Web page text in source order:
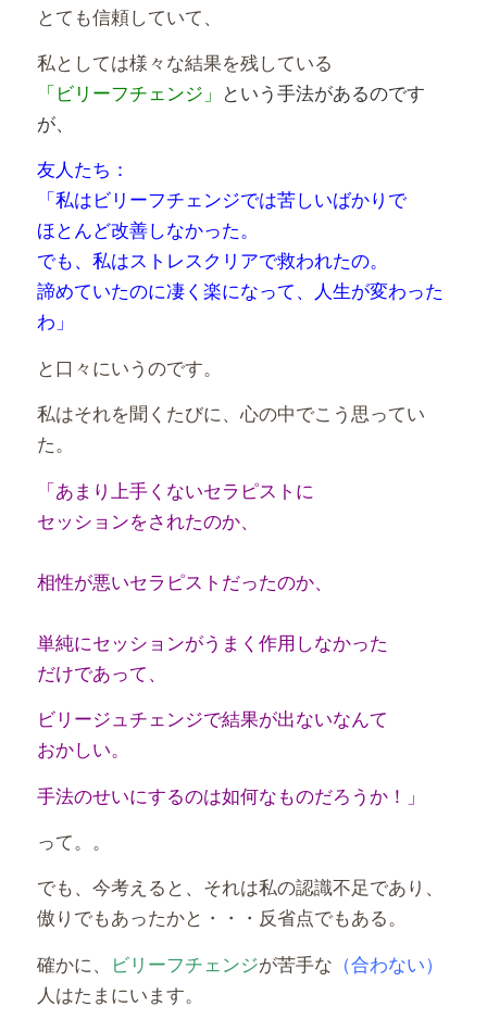
とても信頼していて、
私としては様々な結果を残している
「ビリーフチェンジ」 という手法があるのです
が、
友人たち：
「私はビリーフチェンジでは苦しいばかりで
ほとんど改善しなかった。
でも、私はストレスクリアで救われたの。
諦めていたのに凄く楽になって、人生が変わった
わ」
と口々にいうのです。
私はそれを聞くたびに、心の中でこう思ってい
た。
「あまり上手くないセラピストに
セッションをされたのか、
相性が悪いセラピストだったのか、
単純にセッションがうまく作用しなかった
だけであって、
ビリージュチェンジで結果が出ないなんて
おかしい。
手法のせいにするのは如何なものだろうか！」
って。。
でも、今考えると、それは私の認識不足であり、
傲りでもあったかと・・・反省点でもある。
確かに、
ビリーフチェンジが苦手な （合わない）
人はたまにいます。